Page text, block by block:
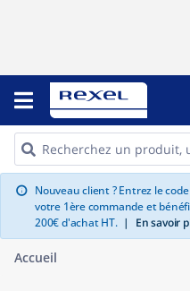
info Nouveau client ? Entrez le
votre 1ère commande et
200€ d'achat HT. | En savoir
Accueil